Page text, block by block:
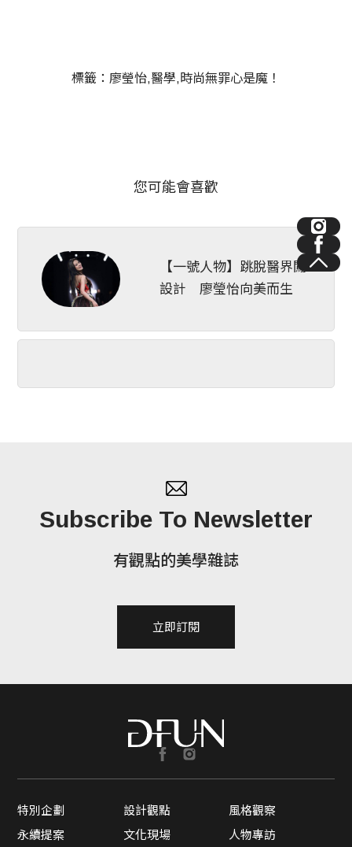
標籤： 廖瑩怡 醫學 時尚無罪心是魔！
您可能會喜歡
【一號人物】跳脫醫界闖
設計 廖瑩怡向美而生
Subscribe To Newsletter
有觀點的美學雜誌
立即訂閱
特別企劃 設計觀點
風格觀察
永續提案
文化現場 人物專訪